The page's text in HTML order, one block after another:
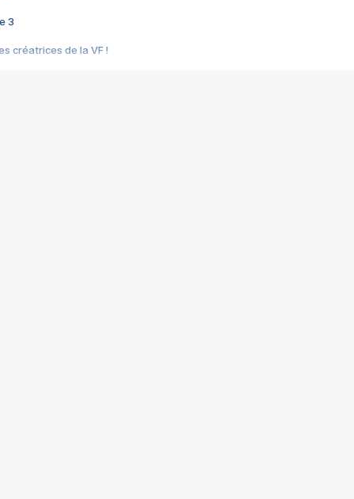
3
créatrices de la VF !